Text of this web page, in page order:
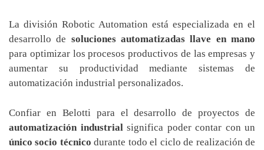
La división Robotic Automation está especializada en el
desarrollo de soluciones automatizadas llave en mano
para optimizar los procesos productivos de las empresas y
aumentar su productividad mediante sistemas de
automatización industrial personalizados.
Confiar en Belotti para el desarrollo de proyectos de
automatización industrial significa poder contar con un
único socio técnico durante todo el ciclo de realización de